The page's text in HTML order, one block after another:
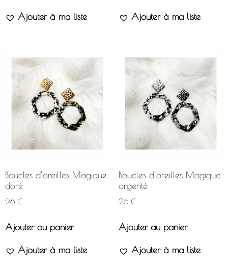
Ajouter à ma liste Ajouter à ma liste
Boucles d’oreilles Magique
doré
26 €
Ajouter au panier
Ajouter à ma liste
Boucles d’oreilles Magique
argenté
26 €
Ajouter au panier
Ajouter à ma liste